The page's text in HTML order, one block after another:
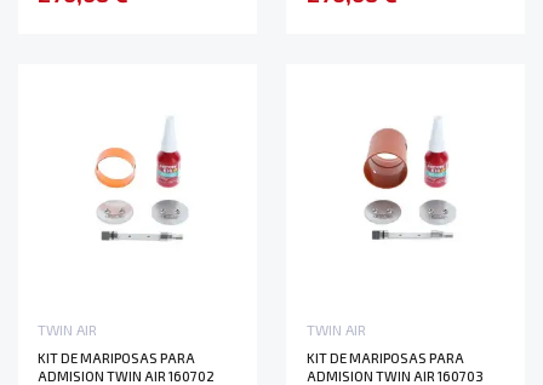
TWIN AIR
KIT DE MARIPOSAS PARA
ADMISION TWIN AIR 160702
TWIN AIR
KIT DE MARIPOSAS PARA
ADMISION TWIN AIR 160703